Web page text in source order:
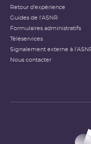
Retour d'expérience
Guides de l'ASNR
Formulaires administratifs
Téléservices
Signalement externe à
Nous contacter